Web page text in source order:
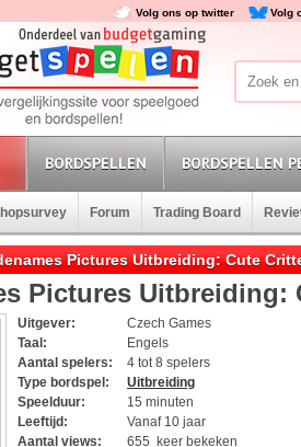
Volg ons op twitter Volg
BORDSPELLEN BORDSPELLEN
Forum Trading Board
Pictures Uitbreiding: Cute
Pictures Uitbreiding:
Uitgever:
Czech Games
Taal:
Engels
Aantal spelers:
4 tot 8 spelers
Type bordspel:
Uitbreiding
Speelduur:
15 minuten
Leeftijd:
Vanaf 10 jaar
Aantal views:
655 keer bekeken